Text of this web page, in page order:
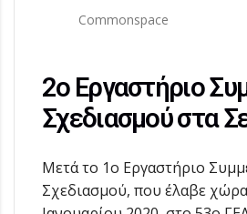
Commonspace
2ο Εργαστήριο
Σχεδιασμού στα
Μετά το 1ο Εργαστήριο
Σχεδιασμού, που έλαβε χώρα